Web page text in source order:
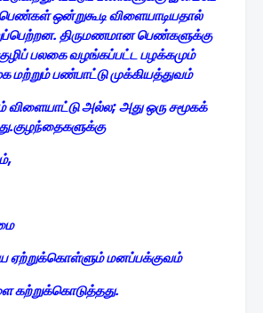
ஒன்றுகூடி விளையாடியதால்
திருமணமான பெண்களுக்கு
பலகை வழங்கப்பட்ட பழக்கமும்
மற்றும் பண்பாட்டு முக்கியத்துவம்
விளையாட்டு அல்ல; அது ஒரு சமூகக்
ஏற்றுக்கொள்ளும் மனப்பக்குவம்